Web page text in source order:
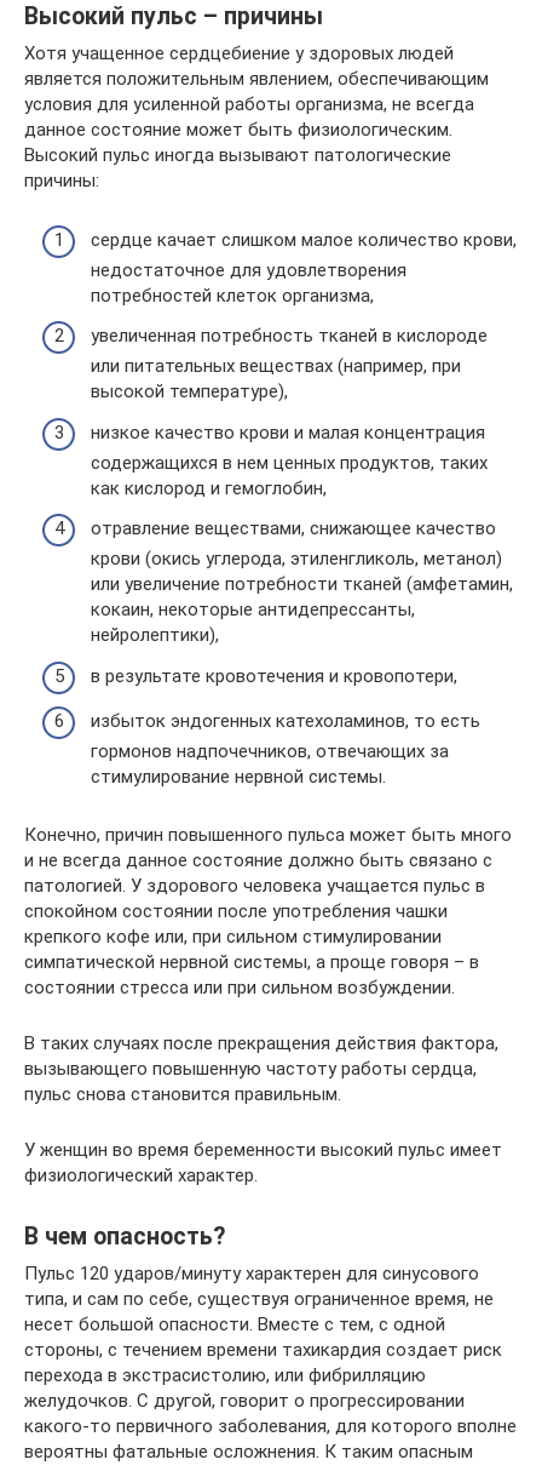
Высокий пульс – причины
Хотя учащенное сердцебиение у здоровых людей
является положительным явлением, обеспечивающим
условия для усиленной работы организма, не всегда
данное состояние может быть физиологическим.
Высокий пульс иногда вызывают патологические
причины:
сердце качает слишком малое количество крови,
недостаточное для удовлетворения
потребностей клеток организма,
увеличенная потребность тканей в кислороде
или питательных веществах (например, при
высокой температуре),
низкое качество крови и малая концентрация
содержащихся в нем ценных продуктов, таких
как кислород и гемоглобин,
отравление веществами, снижающее качество
крови (окись углерода, этиленгликоль, метанол)
или увеличение потребности тканей (амфетамин,
кокаин, некоторые антидепрессанты,
нейролептики),
в результате кровотечения и кровопотери,
избыток эндогенных катехоламинов, то есть
гормонов надпочечников, отвечающих за
стимулирование нервной системы.
Конечно, причин повышенного пульса может быть много
и не всегда данное состояние должно быть связано с
патологией. У здорового человека учащается пульс в
спокойном состоянии после употребления чашки
крепкого кофе или, при сильном стимулировании
симпатической нервной системы, а проще говоря – в
состоянии стресса или при сильном возбуждении.
В таких случаях после прекращения действия фактора,
вызывающего повышенную частоту работы сердца,
пульс снова становится правильным.
У женщин во время беременности высокий пульс имеет
физиологический характер.
В чем опасность?
Пульс 120 ударов/минуту характерен для синусового
типа, и сам по себе, существуя ограниченное время, не
несет большой опасности. Вместе с тем, с одной
стороны, с течением времени тахикардия создает риск
перехода в экстрасистолию, или фибрилляцию
желудочков. С другой, говорит о прогрессировании
какого-то первичного заболевания, для которого вполне
вероятны фатальные осложнения. К таким опасным